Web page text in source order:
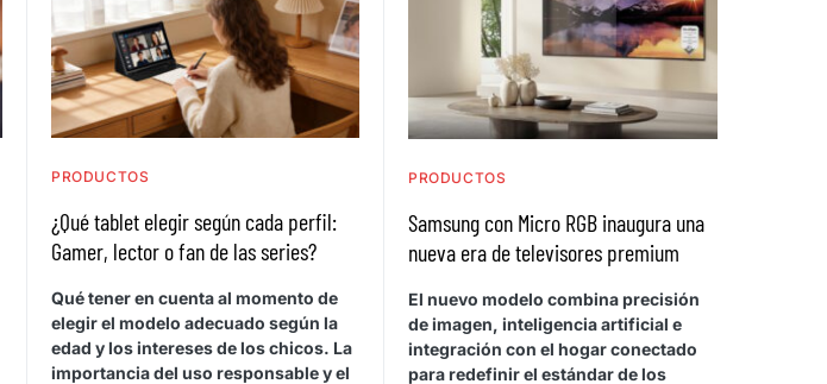
PRODUCTOS
¿Qué tablet elegir según cada perfil:
Gamer, lector o fan de las series?
Qué tener en cuenta al momento de
elegir el modelo adecuado según la
edad y los intereses de los chicos. La
importancia del uso responsable y el
PRODUCTOS
Samsung con Micro RGB inaugura una
nueva era de televisores premium
El nuevo modelo combina precisión
de imagen, inteligencia artificial e
integración con el hogar conectado
para redefinir el estándar de los